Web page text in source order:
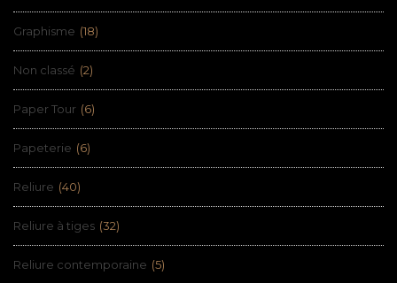
Graphisme (18)
Non classé (2)
Paper Tour (6)
Papeterie (6)
Reliure (40)
Reliure à tiges (32)
Reliure contemporaine (5)